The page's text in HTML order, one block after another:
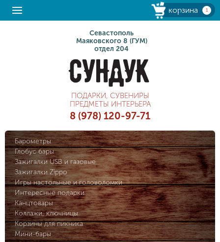
корзина 1
Севастополь
Маяковского 8 (ГУМ)
отдел 204
ПОДАРКИ, СУВЕНИРЫ
ПРЕДМЕТЫ ИНТЕРЬЕРА
8 (978) 120-97-71
Барометры
Глобус бары
Зажигалки USB и газовые
Зажигалки Zippo
Игры настольные и головоломки
Интересные подарки
Канцтовары
Коллажи, ключницы
Корзины для пикника
Мини-бары